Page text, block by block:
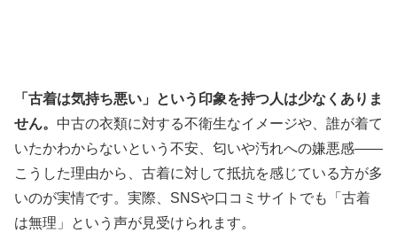
「古着は気持ち悪い」という印象を持つ人は少なくありま
せん。 中古の衣類に対する不衛生なイメージや、誰が着て
いたかわからないという不安、匂いや汚れへの嫌悪感――
こうした理由から、古着に対して抵抗を感じている方が多
いのが実情です。実際、SNSや口コミサイトでも「古着
は無理」という声が見受けられます。